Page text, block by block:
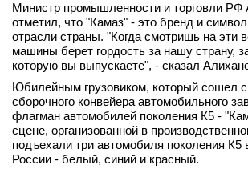
вконтакте
телеграм
Вход
Министр промышленности и торговли РФ
отметил, что "Камаз" - это бренд и
отрасли страны. "Когда смотришь на эти
машины берет гордость за нашу страну,
которую вы выпускаете", - сказал
Юбилейным грузовиком, который сошел с
сборочного конвейера автомобильного
флагман автомобилей поколения К5 -
сцене, организованной в
подъехали три автомобиля поколения К5
России - белый, синий и красный.